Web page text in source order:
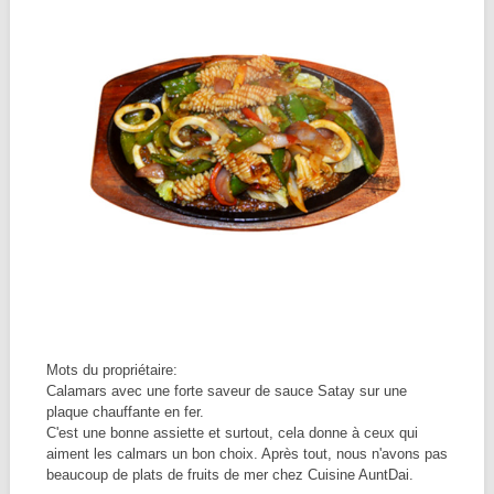
Mots du propriétaire:
Calamars avec une forte saveur de sauce Satay sur une
plaque chauffante en fer.
C'est une bonne assiette et surtout, cela donne à ceux qui
aiment les calmars un bon choix. Après tout, nous n'avons pas
beaucoup de plats de fruits de mer chez Cuisine AuntDai.